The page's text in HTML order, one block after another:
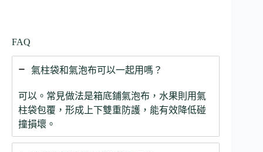
FAQ
氣柱袋和氣泡布可以一起用嗎？
可以。常見做法是箱底鋪氣泡布，水果則用氣
柱袋包覆，形成上下雙重防護，能有效降低碰
撞損壞。